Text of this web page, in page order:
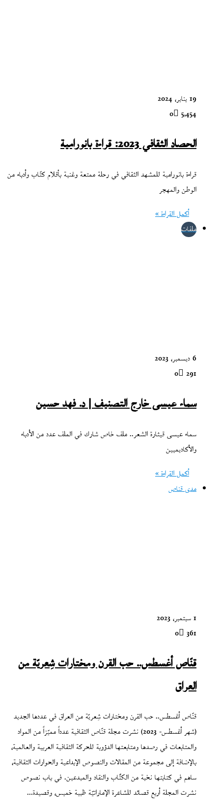
19 يناير، 2024
0 5٬454
الحصاد الثقافي 2023: قراءة بانورامية
قراءة بانورامية للمشهد الثقافي في رحلة ممتعة وغنية بأقلام كتّاب وأدباء من
الوطن والمهجر
أكمل القراءة »
ملفات
6 ديسمبر، 2023
0 291
سماء عيسى خارج التصنيف | د. فهد حسين
سماء عيسى قيثارة الشعر.. ملف خاص شارك في الملف عدد من الأدباء
والأكاديميين
أكمل القراءة »
مدى قناص
1 سبتمبر، 2023
0 361
قنّاص أغسطس.. حب القرن ومختارات شِعريّة من
العراق
قنّاص أغسطس.. حب القرن ومختارات شِعريّة من العراق في عددها الجديد
(شهر أغسطس- 2023) نشرت مجلة قنّاص الثقافية عدداً مميّزاً من المواد
والمتابعات في رصدها ومتابعتها الدؤوبة للحركة الثقافية العربية والعالمية،
بالإضافة إلى مجموعة من المقالات والنصوص الإبداعية والحوارات الثقافية،
ساهم في كتابتها نخبة من الكتَّاب والنقاد والمبدعين. في باب نصوص
نشرت المجلة أربع قصائد للشاعرة الإماراتيّة ظبية خميس، وقصيدة…